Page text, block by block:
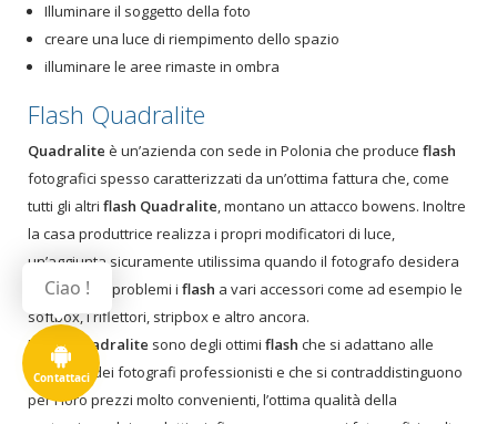
Illuminare il soggetto della foto
creare una luce di riempimento dello spazio
illuminare le aree rimaste in ombra
Flash Quadralite
Quadralite è un’azienda con sede in Polonia che produce flash
fotografici spesso caratterizzati da un’ottima fattura che, come
tutti gli altri flash Quadralite, montano un attacco bowens. Inoltre
la casa produttrice realizza i propri modificatori di luce,
un’aggiunta sicuramente utilissima quando il fotografo desidera
unire senza problemi i flash a vari accessori come ad esempio le
softbox, i riflettori, stripbox e altro ancora.
I flash Quadralite sono degli ottimi flash che si adattano alle
esigenze dei fotografi professionisti e che si contraddistinguono
per i loro prezzi molto convenienti, l’ottima qualità della
Contattaci
Ciao !